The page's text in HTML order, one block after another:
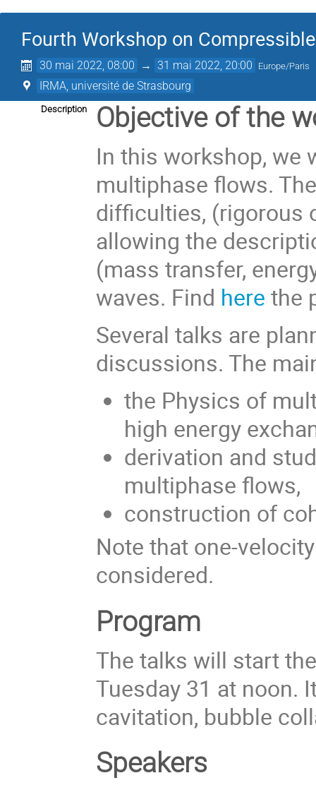
Fourth Workshop on
30 mai 2022, 08:00 → 31 mai 2022, 20:00 Europe/Paris
IRMA, université de Strasbourg
Description Objective of the
In this workshop, we
multiphase flows.
difficulties, (rigorous
allowing the
(mass transfer,
waves. Find here the
Several talks are
discussions. The
the Physics of
high energy
derivation and
multiphase flows,
construction of
Note that one-
considered.
Program
The talks will start
Tuesday 31 at noon.
cavitation, bubble
Speakers